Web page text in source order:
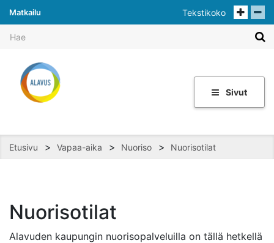
Matkailu Tekstikoko
Sivut
Etusivu > Vapaa-aika > Nuoriso > Nuorisotilat
Nuorisotilat
Alavuden kaupungin nuorisopalveluilla on tällä hetkellä